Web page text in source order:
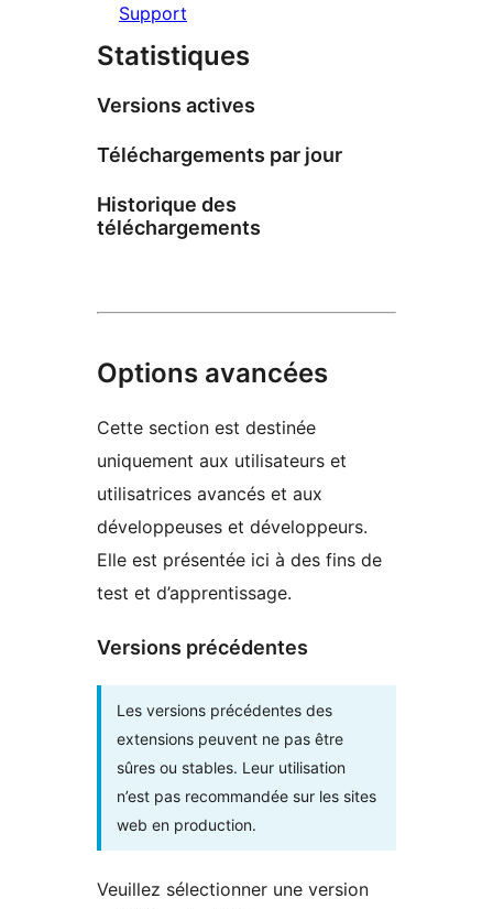
Support
Statistiques
Versions actives
Téléchargements par jour
Historique des
téléchargements
Options avancées
Cette section est destinée
uniquement aux utilisateurs et
utilisatrices avancés et aux
développeuses et développeurs.
Elle est présentée ici à des fins de
test et d’apprentissage.
Versions précédentes
Les versions précédentes des
extensions peuvent ne pas être
sûres ou stables. Leur utilisation
n’est pas recommandée sur les sites
web en production.
Veuillez sélectionner une version